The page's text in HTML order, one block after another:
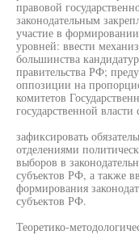
правовой
законодательным
участие в
уровней: ввести
большинства
правительства РФ;
оппозиции на
комитетов
государственной
зафиксировать
отделениями
выборов в
субъектов РФ, а также
формирования
субъектов РФ.
Теоретико-